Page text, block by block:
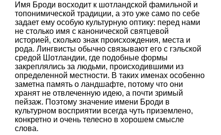
Имя Броди восходит к шотландской фамильной и
топонимической традиции, а это уже само по себе
задает ему особую культурную оптику: перед нами
не столько имя с канонической святцевой
историей, сколько знак происхождения, места и
рода. Лингвисты обычно связывают его с гэльской
средой Шотландии, где подобные формы
закреплялись за людьми, происходившими из
определенной местности. В таких именах особенно
заметна память о ландшафте, потому что они
хранят не отвлеченную идею, а почти зримый
пейзаж. Поэтому значение имени Броди в
культурном восприятии всегда чуть приземлено,
конкретно и очень телесно в хорошем смысле
слова.